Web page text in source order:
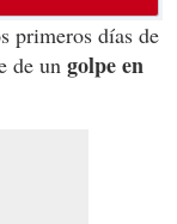
primeros días de
de un golpe en